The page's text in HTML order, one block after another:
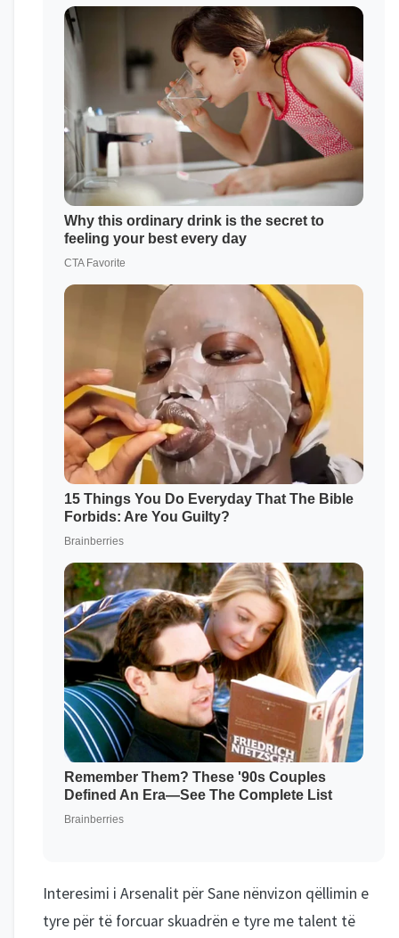
Interesimi i Arsenalit për Sane nënvizon qëllimin e
tyre për të forcuar skuadrën e tyre me talent të